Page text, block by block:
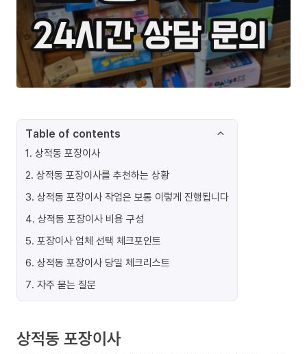
Table of contents
1. 상적동 포장이사
2. 상적동 포장이사를 추천하는 상황
3. 상적동 포장이사 작업은 보통 이렇게 진행됩니다
4. 상적동 포장이사 비용 구성
5. 포장이사 업체 선택 체크포인트
6. 상적동 포장이사 당일 체크리스트
7. 자주 묻는 질문
상적동 포장이사